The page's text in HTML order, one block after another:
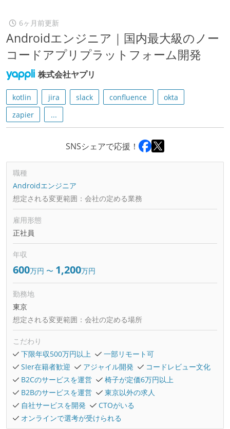
6ヶ月前更新
Androidエンジニア｜国内最大級のノー
コードアプリプラットフォーム開発
株式会社ヤプリ
kotlin jira slack confluence
okta
zapier
...
SNSシェアで応援！
職種
Androidエンジニア
想定される変更範囲： 会社の定める業務
雇用形態
正社員
年収
600万円 〜 1,200万円
勤務地
東京
想定される変更範囲： 会社の定める場所
こだわり
下限年収500万円以上
一部リモート可
SIer在籍者歓迎
アジャイル開発
コードレビュー文化
B2Cのサービスを運営
椅子が定価6万円以上
B2Bのサービスを運営
東京以外の求人
自社サービスを開発
CTOがいる
オンラインで選考が受けられる